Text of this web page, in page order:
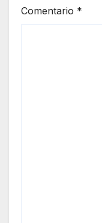
Comentario *